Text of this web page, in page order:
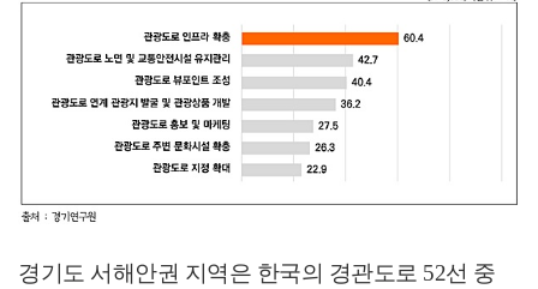
경기도 서해안권 지역은 한국의 경관도로 52선 중